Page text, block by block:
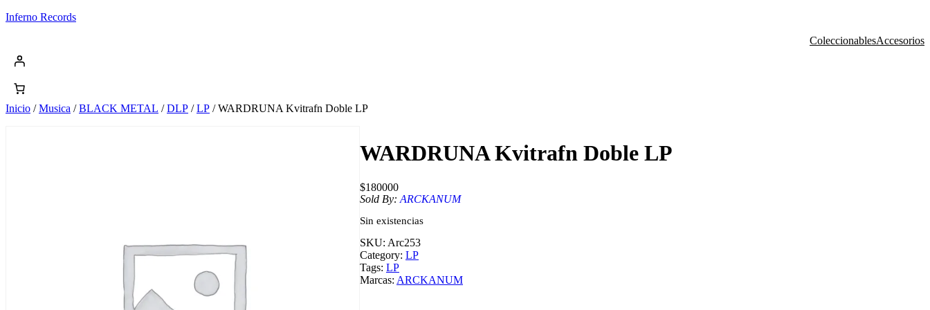
Saltar
Inferno Records
ColeccionablesAccesorios
Inicio /Musica /BLACK METAL /DLP /LP / WARDRUNA Kvitrafn Doble LP
WARDRUNA Kvitrafn Doble LP
$180000
Sold By: ARCKANUM
Sin existencias
SKU: Arc253
Category: LP
Tags: LP
Marcas: ARCKANUM